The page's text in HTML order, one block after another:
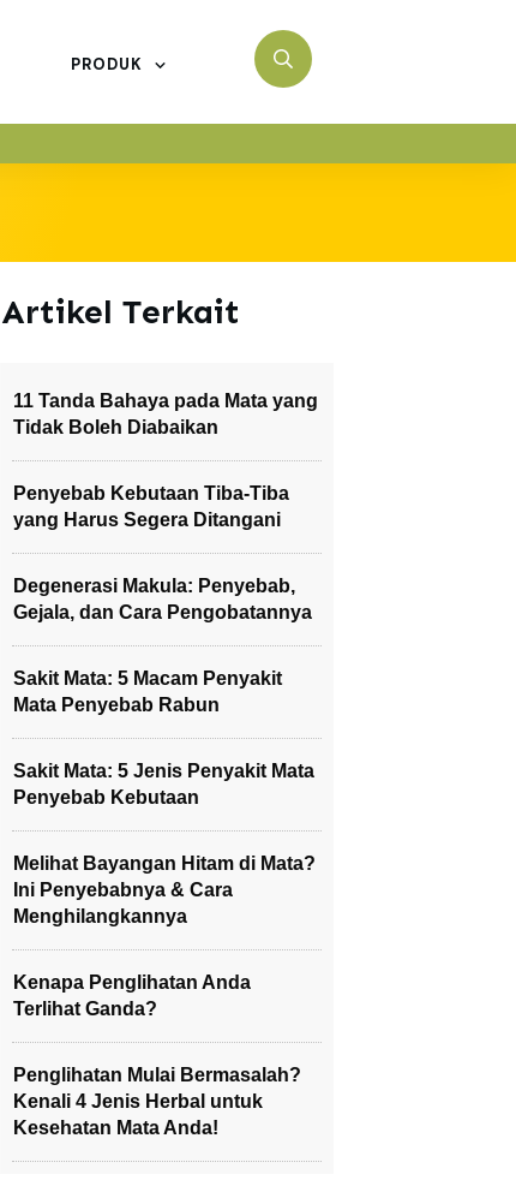
PRODUK
Artikel Terkait
11 Tanda Bahaya pada Mata yang
Tidak Boleh Diabaikan
Penyebab Kebutaan Tiba-Tiba
yang Harus Segera Ditangani
Degenerasi Makula: Penyebab,
Gejala, dan Cara Pengobatannya
Sakit Mata: 5 Macam Penyakit
Mata Penyebab Rabun
Sakit Mata: 5 Jenis Penyakit Mata
Penyebab Kebutaan
Melihat Bayangan Hitam di Mata?
Ini Penyebabnya & Cara
Menghilangkannya
Kenapa Penglihatan Anda
Terlihat Ganda?
Penglihatan Mulai Bermasalah?
Kenali 4 Jenis Herbal untuk
Kesehatan Mata Anda!